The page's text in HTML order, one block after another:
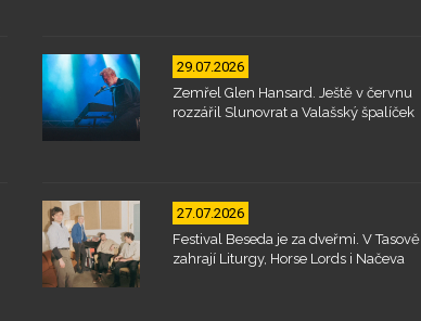
29.07.2026
Zemřel Glen Hansard. Ještě v červnu
rozzářil Slunovrat a Valašský špalíček
27.07.2026
Festival Beseda je za dveřmi. V Tasově
zahrají Liturgy, Horse Lords i Načeva